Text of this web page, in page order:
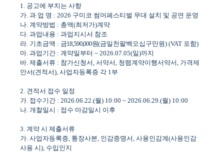
1. 공고에 부치는 사항
가 과 업 명 : 2026 구미코 썸머페스티벌 무대 설치 및 공연 운영
나 계약방법 : 총액(최저가)계약
다 과업내용 : 과업지시서 참조
라 기초금액 : 금18,590,000원(금일천팔백오십구만원) (VAT 포함)
마 과업기간 : 계약일부터 ~ 2026.07.05(일)까지
바 제출서류 : 참가신청서 서약서 청렴계약이행서약서 가격제
안서(견적서), 사업자등록증 각 1 부
2. 견적서 접수 일정
가 접수기간 : 2026.06.22.(월) 10:00 ~ 2026.06.29.(월) 10:00
나 개찰일시 : 접수 마감일시 이후
3. 계약 시 제출서류
가 사업자등록증 통장사본 인감증명서 사용인감계(사용인감
사용 시), 수입인지